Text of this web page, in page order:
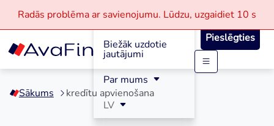
Skip
content
Radās problēma ar savienojumu. Lūdzu, uzgaidiet 10 s
Reģistrācija
Biežāk uzdotie
jautājumi
Par mums
LV
Pieslēgties
Sākums kredītu apvienošana